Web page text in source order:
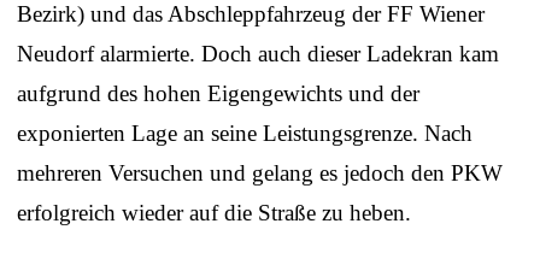
Bezirk) und das Abschleppfahrzeug der FF Wiener
Neudorf alarmierte. Doch auch dieser Ladekran kam
aufgrund des hohen Eigengewichts und der
exponierten Lage an seine Leistungsgrenze. Nach
mehreren Versuchen und gelang es jedoch den PKW
erfolgreich wieder auf die Straße zu heben.